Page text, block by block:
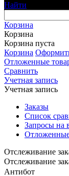
Найти
Корзина
Корзина
Корзина пуста
Корзина
Отложенные
Сравнить
Учетная запись
Учетная запись
Заказы
Список
Запросы на
Отслеживание
Отслеживание
Антибот